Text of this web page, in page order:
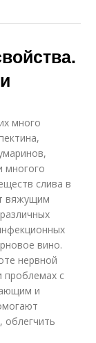
много
многого
слива в
вяжущим
вино.
нервной
проблемах с
и
облегчить